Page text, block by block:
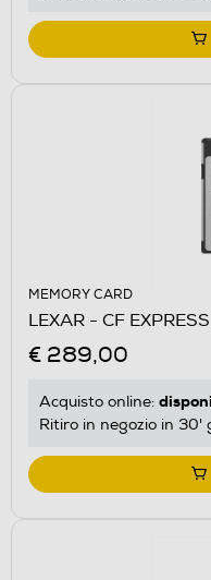
MEMORY CARD
LEXAR - CF
€ 289,00
Acquisto online:
Ritiro in negozio in 30'